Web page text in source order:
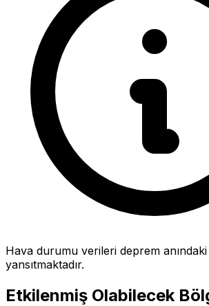
Hava durumu verileri deprem anındaki
yansıtmaktadır.
Etkilenmiş Olabilecek